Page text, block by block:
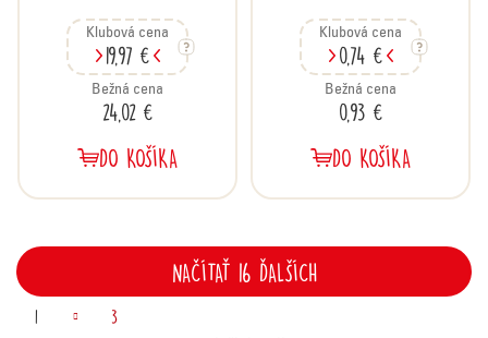
30x30 g
Klubová cena
19,97 €
Bežná cena
24,02 €
DO KOŠÍKA
Klubová cena
0,74 €
Bežná cena
0,93 €
DO KOŠÍKA
NAČÍTAŤ 16 ĎALŠÍCH
1 3